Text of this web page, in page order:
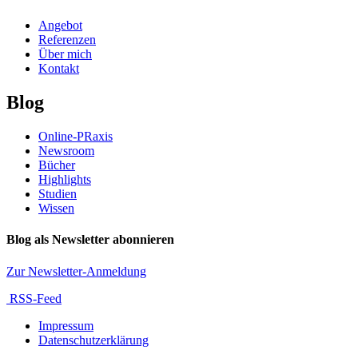
Angebot
Referenzen
Über mich
Kontakt
Blog
Online-PRaxis
Newsroom
Bücher
Highlights
Studien
Wissen
Blog als Newsletter abonnieren
Zur Newsletter-Anmeldung
RSS-Feed
Impressum
Datenschutzerklärung